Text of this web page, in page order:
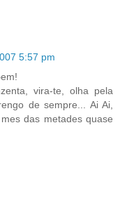
5:57 pm
vira-te, olha pela
de sempre... Ai Ai,
das metades quase